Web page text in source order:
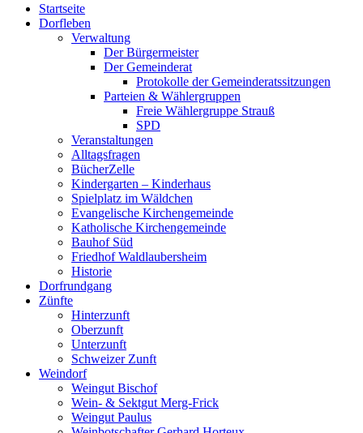
oben
scrollen
Startseite
Dorfleben
Verwaltung
Der Bürgermeister
Der Gemeinderat
Protokolle der Gemeinderatssitzungen
Parteien & Wählergruppen
Freie Wählergruppe Strauß
SPD
Veranstaltungen
Alltagsfragen
BücherZelle
Kindergarten – Kinderhaus
Spielplatz im Wäldchen
Evangelische Kirchengemeinde
Katholische Kirchengemeinde
Bauhof Süd
Friedhof Waldlaubersheim
Historie
Dorfrundgang
Zünfte
Hinterzunft
Oberzunft
Unterzunft
Schweizer Zunft
Weindorf
Weingut Bischof
Wein- & Sektgut Merg-Frick
Weingut Paulus